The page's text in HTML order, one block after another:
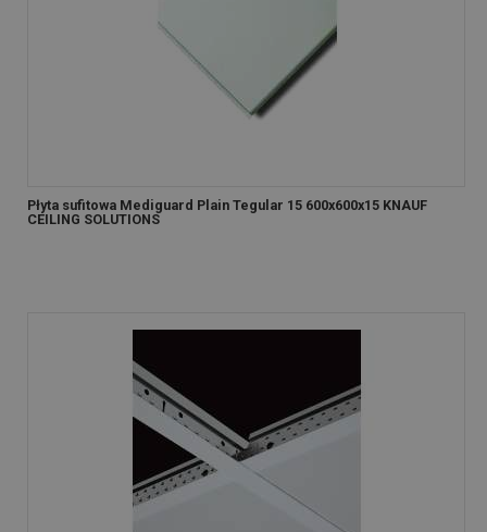
Płyta sufitowa Mediguard Plain Tegular 15 600x600x15 KNAUF
CEILING SOLUTIONS